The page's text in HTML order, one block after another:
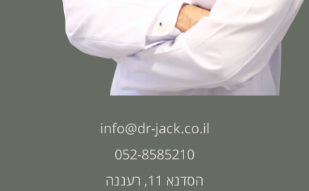
info@dr-jack.co.il
052-8585210
הסדנא 11, רעננה